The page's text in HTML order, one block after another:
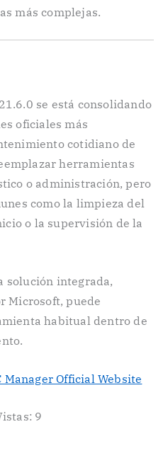
más complejas.
se está consolidando
oficiales más
cotidiano de
herramientas
o administración, pero
como la limpieza del
o la supervisión de la
solución integrada,
Microsoft, puede
habitual dentro de
Manager Official Website
9